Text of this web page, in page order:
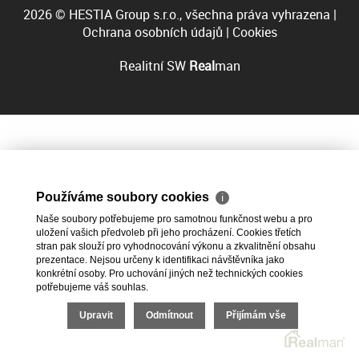
2026 © HESTIA Group s.r.o., všechna práva vyhrazena |
Ochrana osobních údajů | Cookies
Realitní SW Realman
Používáme soubory cookies ℹ
Naše soubory potřebujeme pro samotnou funkčnost webu a pro
uložení vašich předvoleb při jeho procházení. Cookies třetích
stran pak slouží pro vyhodnocování výkonu a zkvalitnění obsahu
prezentace. Nejsou určeny k identifikaci návštěvníka jako
konkrétní osoby. Pro uchování jiných než technických cookies
potřebujeme váš souhlas.
Upravit Odmítnout Přijímám vše